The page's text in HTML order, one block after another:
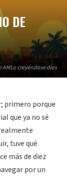
AMLo creyéndose dios
DE
primero porque
que ya no sé
tuve qué
más de diez
por un